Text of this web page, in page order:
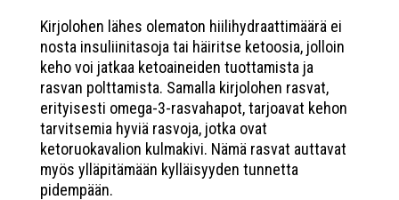
Kirjolohen lähes olematon hiilihydraattimäärä ei
nosta insuliinitasoja tai häiritse ketoosia, jolloin
keho voi jatkaa ketoaineiden tuottamista ja
rasvan polttamista. Samalla kirjolohen rasvat,
erityisesti omega-3-rasvahapot, tarjoavat kehon
tarvitsemia hyviä rasvoja, jotka ovat
ketoruokavalion kulmakivi. Nämä rasvat auttavat
myös ylläpitämään kylläisyyden tunnetta
pidempään.